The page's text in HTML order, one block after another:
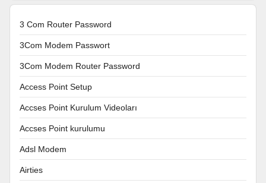
3 Com Router Password
3Com Modem Passwort
3Com Modem Router Password
Access Point Setup
Accses Point Kurulum Videoları
Accses Point kurulumu
Adsl Modem
Airties